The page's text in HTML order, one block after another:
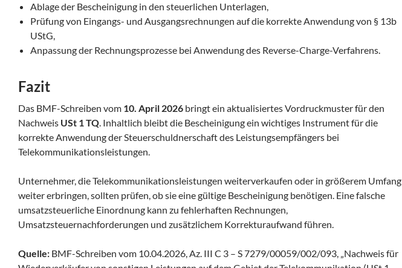
Ablage der Bescheinigung in den steuerlichen Unterlagen,
Prüfung von Eingangs- und Ausgangsrechnungen auf die korrekte Anwendung von § 13b
UStG,
Anpassung der Rechnungsprozesse bei Anwendung des Reverse-Charge-Verfahrens.
Fazit
Das BMF-Schreiben vom 10. April 2026 bringt ein aktualisiertes Vordruckmuster für den
Nachweis USt 1 TQ. Inhaltlich bleibt die Bescheinigung ein wichtiges Instrument für die
korrekte Anwendung der Steuerschuldnerschaft des Leistungsempfängers bei
Telekommunikationsleistungen.
Unternehmer, die Telekommunikationsleistungen weiterverkaufen oder in größerem Umfang
weiter erbringen, sollten prüfen, ob sie eine gültige Bescheinigung benötigen. Eine falsche
umsatzsteuerliche Einordnung kann zu fehlerhaften Rechnungen,
Umsatzsteuernachforderungen und zusätzlichem Korrekturaufwand führen.
Quelle: BMF-Schreiben vom 10.04.2026, Az. III C 3 – S 7279/00059/002/093, „Nachweis für